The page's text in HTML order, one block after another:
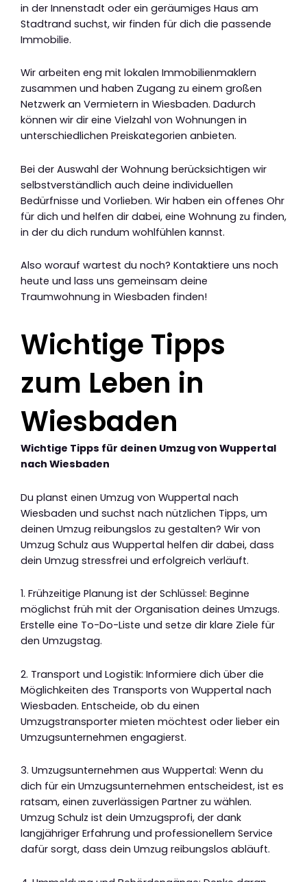
in der Innenstadt oder ein geräumiges Haus am
Stadtrand suchst, wir finden für dich die passende
Immobilie.
Wir arbeiten eng mit lokalen Immobilienmaklern
zusammen und haben Zugang zu einem großen
Netzwerk an Vermietern in Wiesbaden. Dadurch
können wir dir eine Vielzahl von Wohnungen in
unterschiedlichen Preiskategorien anbieten.
Bei der Auswahl der Wohnung berücksichtigen wir
selbstverständlich auch deine individuellen
Bedürfnisse und Vorlieben. Wir haben ein offenes Ohr
für dich und helfen dir dabei, eine Wohnung zu finden,
in der du dich rundum wohlfühlen kannst.
Also worauf wartest du noch? Kontaktiere uns noch
heute und lass uns gemeinsam deine
Traumwohnung in Wiesbaden finden!
Wichtige Tipps
zum Leben in
Wiesbaden
Wichtige Tipps für deinen Umzug von Wuppertal
nach Wiesbaden
Du planst einen Umzug von Wuppertal nach
Wiesbaden und suchst nach nützlichen Tipps, um
deinen Umzug reibungslos zu gestalten? Wir von
Umzug Schulz aus Wuppertal helfen dir dabei, dass
dein Umzug stressfrei und erfolgreich verläuft.
1. Frühzeitige Planung ist der Schlüssel: Beginne
möglichst früh mit der Organisation deines Umzugs.
Erstelle eine To-Do-Liste und setze dir klare Ziele für
den Umzugstag.
2. Transport und Logistik: Informiere dich über die
Möglichkeiten des Transports von Wuppertal nach
Wiesbaden. Entscheide, ob du einen
Umzugstransporter mieten möchtest oder lieber ein
Umzugsunternehmen engagierst.
3. Umzugsunternehmen aus Wuppertal: Wenn du
dich für ein Umzugsunternehmen entscheidest, ist es
ratsam, einen zuverlässigen Partner zu wählen.
Umzug Schulz ist dein Umzugsprofi, der dank
langjähriger Erfahrung und professionellem Service
dafür sorgt, dass dein Umzug reibungslos abläuft.